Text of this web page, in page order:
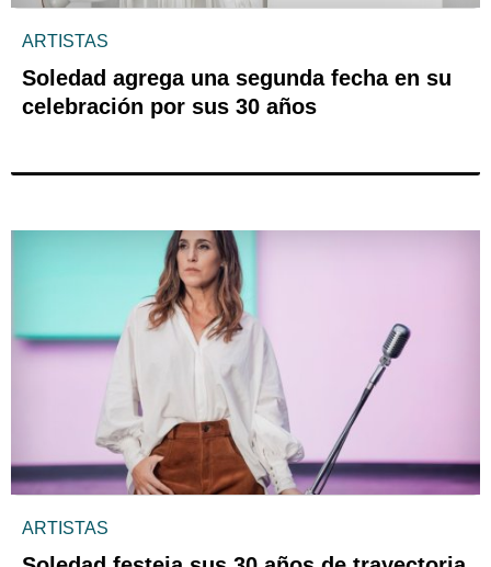
ARTISTAS
Soledad agrega una segunda fecha en su
celebración por sus 30 años
ARTISTAS